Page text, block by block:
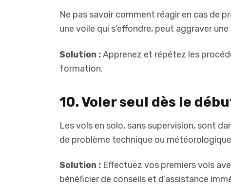
Ne pas savoir comment réagir en cas de
une voile qui s’effondre, peut aggraver
Solution :Apprenez et répétez les
formation.
10. Voler seul dès le
Les vols en solo, sans supervision, sont
de problème technique ou
Solution : Effectuez vos premiers vols
bénéficier de conseils et d’assistance